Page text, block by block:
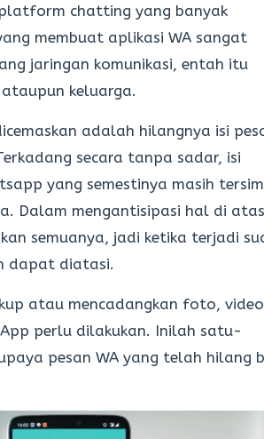
chatting yang banyak
membuat aplikasi WA sangat
jaringan komunikasi, entah itu
keluarga.
adalah hilangnya isi
secara tanpa sadar, isi
yang semestinya masih
Dalam mengantisipasi hal di
semuanya, jadi ketika terjadi
dapat diatasi.
atau mencadangkan foto,
perlu dilakukan. Inilah satu-
pesan WA yang telah hilang